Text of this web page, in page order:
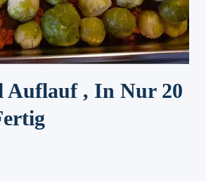
Auflauf , In Nur 20